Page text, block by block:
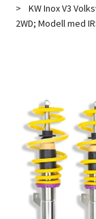
KW Inox V3
2WD; Modell med